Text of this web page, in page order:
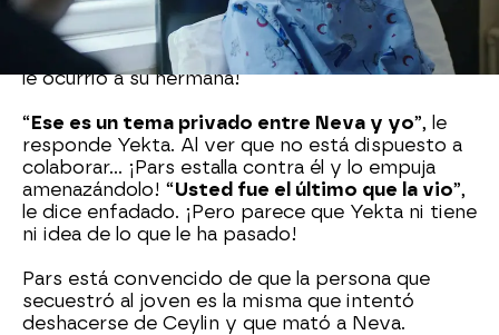
El fiscal no se anda con rodeos y le pregunta
directamente por qué se vio con Neva hace dos
semanas en el parque. ¡Necesita descubrir lo que
le ocurrió a su hermana!
“Ese es un tema privado entre Neva y yo”, le
responde Yekta. Al ver que no está dispuesto a
colaborar… ¡Pars estalla contra él y lo empuja
amenazándolo! “Usted fue el último que la vio”,
le dice enfadado. ¡Pero parece que Yekta ni tiene
ni idea de lo que le ha pasado!
Pars está convencido de que la persona que
secuestró al joven es la misma que intentó
deshacerse de Ceylin y que mató a Neva.